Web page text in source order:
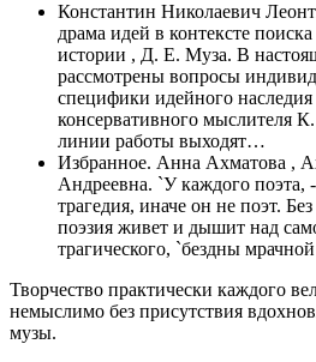
Константин Николаевич
драма идей в контексте
истории , Д. Е. Муза. В
рассмотрены вопросы
специфики идейного
консервативного мыслителя
линии работы выходят…
Избранное. Анна Ахматова ,
Андреевна. `У каждого поэта,
трагедия, иначе он не поэт.
поэзия живет и дышит над
трагического, `бездны
Творчество практически каждого
немыслимо без присутствия
музы.